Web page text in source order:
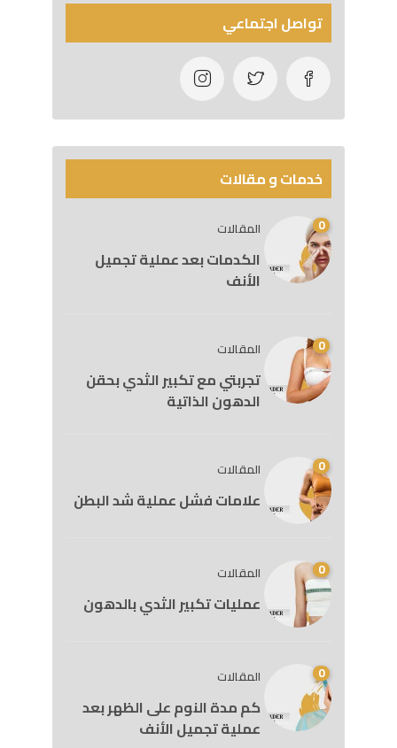
تواصل اجتماعي
خدمات و مقالات
0 المقالات
الكدمات بعد عملية تجميل
الأنف
0 المقالات
تجربتي مع تكبير الثدي بحقن
الدهون الذاتية
0 المقالات
علامات فشل عملية شد البطن
0 المقالات
عمليات تكبير الثدي بالدهون
0 المقالات
كم مدة النوم على الظهر بعد
عملية تجميل الأنف